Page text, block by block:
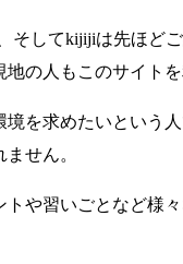
そしてkijijiは先ほど
地の人もこのサイトを
境を求めたいという
せん。
トや習いごとなど様